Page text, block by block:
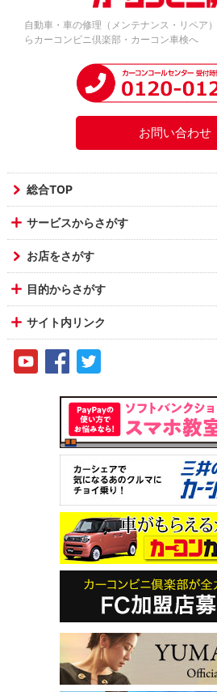
自動車・車の修理（メンテナンス・リペア
らカーコンビニ倶楽部・カーコン車検へ
お問い合わせ
総合TOP
サービスからさがす
お店をさがす
目的からさがす
サイト内リンク